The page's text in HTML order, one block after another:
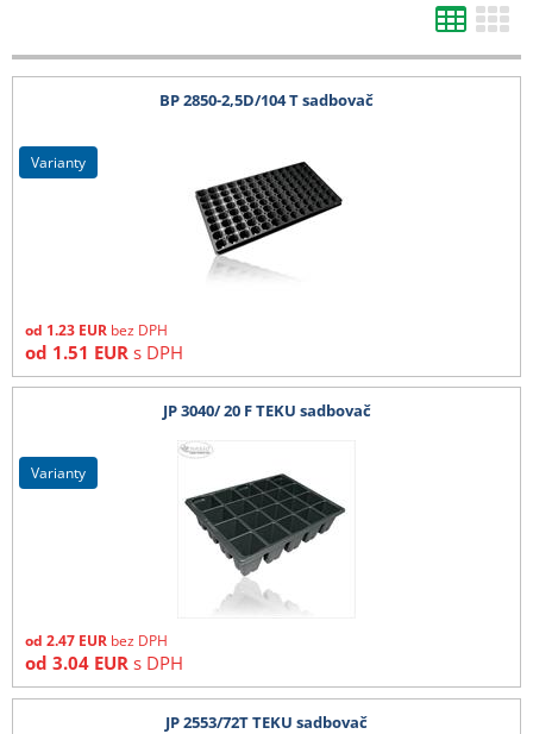
- tkaniny 525 cm, bublinkové fólie od 1,50 m, bambusy nad 210 cm, DC vozíky
a ostatní zboží, které nelze zabalit do kartonu - cena dopravy na dotaz
Všechny ceny zde uvedené jsou bez DPH.
BP 2850-2,5D/104 T sadbovač
od 1.23 EUR bez DPH
od 1.51 EUR s DPH
varianty
JP 3040/ 20 F TEKU sadbovač
od 2.47 EUR bez DPH
od 3.04 EUR s DPH
varianty
JP 2553/72T TEKU sadbovač